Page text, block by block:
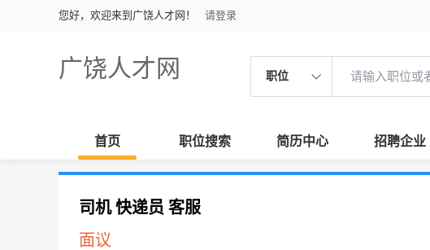
您好，欢迎来到广饶人才网！ 请登录
广饶人才网 职位
首页 职位搜索 简历中心 招聘企业
司机 快递员 客服
面议